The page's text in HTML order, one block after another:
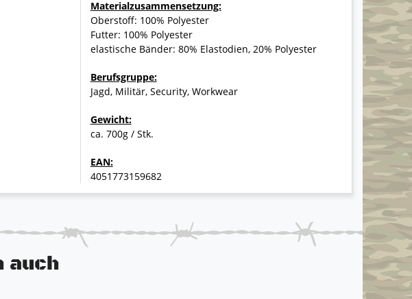
Materialzusammensetzung:
Oberstoff: 100% Polyester
Futter: 100% Polyester
elastische Bänder: 80% Elastodien, 20% Polyester
Berufsgruppe:
Jagd, Militär, Security, Workwear
Gewicht:
ca. 700g / Stk.
EAN:
4051773159682
auch